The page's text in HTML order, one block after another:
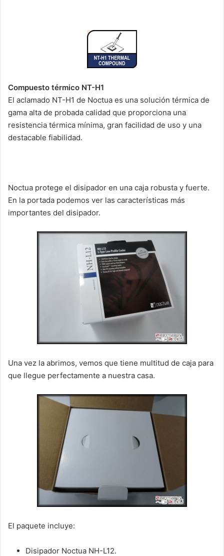
Compuesto térmico NT-H1
El aclamado NT-H1 de Noctua es una solución térmica de
gama alta de probada calidad que proporciona una
resistencia térmica mínima, gran facilidad de uso y una
destacable fiabilidad.
Noctua protege el disipador en una caja robusta y fuerte.
En la portada podemos ver las características más
importantes del disipador.
Una vez la abrimos, vemos que tiene multitud de caja para
que llegue perfectamente a nuestra casa.
El paquete incluye:
Disipador Noctua NH-L12.